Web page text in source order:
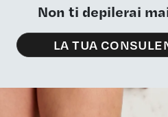
Non ti depilerai
LA TUA